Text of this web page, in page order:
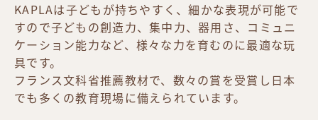
KAPLAは子どもが持ちやすく、細かな表現が可能で
すので子どもの創造力、集中力、器用さ、コミュニ
ケーション能力など、様々な力を育むのに最適な玩
具です。
フランス文科省推薦教材で、数々の賞を受賞し日本
でも多くの教育現場に備えられています。